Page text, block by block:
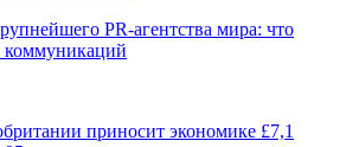
PR-агентства мира: что
коммуникаций
приносит экономике £7,1